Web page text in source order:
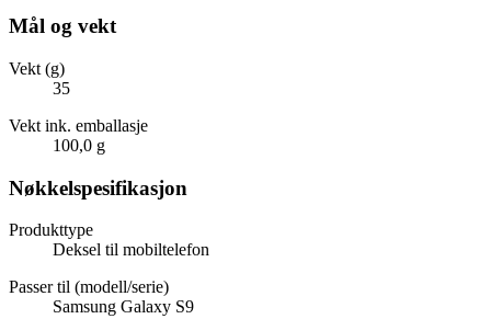
Mål og vekt
Vekt (g)
35
Vekt ink. emballasje
100,0 g
Nøkkelspesifikasjon
Produkttype
Deksel til mobiltelefon
Passer til (modell/serie)
Samsung Galaxy S9